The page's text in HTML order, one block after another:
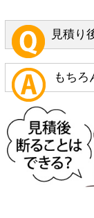
見積り
もちろ